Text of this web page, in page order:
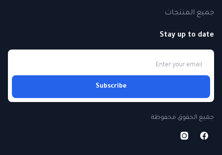
جميع المنتجات
Stay up to date
Subscribe
جميع الحقوق محفوظة